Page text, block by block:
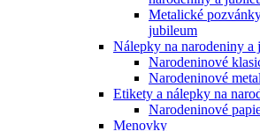
Metalické
jubileum
Nálepky na narodeniny a
Narodeninové
Narodeninové
Etikety a nálepky na
Narodeninové
Menovky